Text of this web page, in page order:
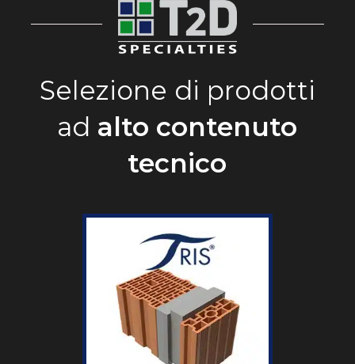
Selezione di prodotti
ad alto contenuto
tecnico